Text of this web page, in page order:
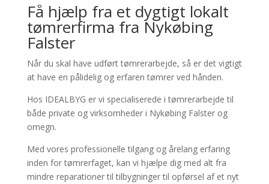
Få hjælp fra et dygtigt lokalt
tømrerfirma fra Nykøbing
Falster
Når du skal have udført tømrerarbejde, så er det vigtigt
at have en pålidelig og erfaren tømrer ved hånden.
Hos IDEALBYG er vi specialiserede i tømrerarbejde til
både private og virksomheder i Nykøbing Falster og
omegn.
Med vores professionelle tilgang og årelang erfaring
inden for tømrerfaget, kan vi hjælpe dig med alt fra
mindre reparationer til tilbygninger til opførsel af et nyt